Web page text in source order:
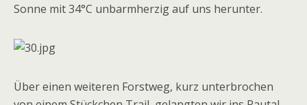
Sonne mit 34°C unbarmherzig auf uns herunter.
Über einen weiteren Forstweg, kurz unterbrochen